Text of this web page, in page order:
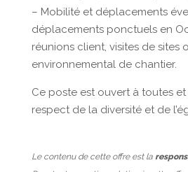
– Mobilité et déplacements
déplacements ponctuels en
réunions client, visites de sites
environnemental de chantier.
Ce poste est ouvert à toutes
respect de la diversité et de
Le contenu de cette offre est la